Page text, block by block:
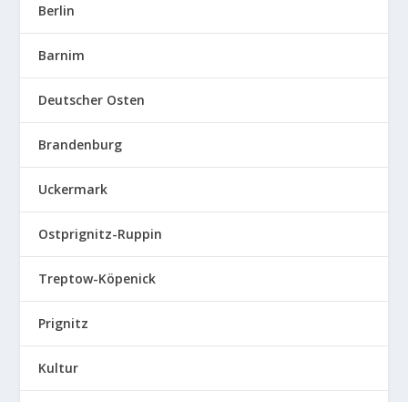
Berlin
Barnim
Deutscher Osten
Brandenburg
Uckermark
Ostprignitz-Ruppin
Treptow-Köpenick
Prignitz
Kultur